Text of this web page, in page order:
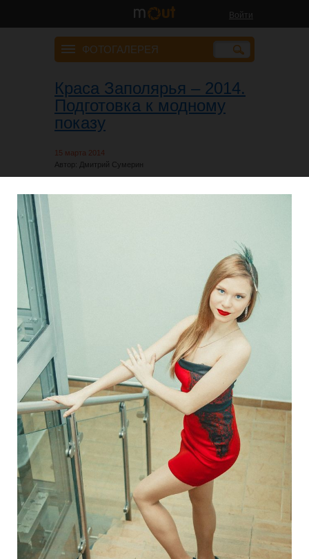
Войти
ФОТОГАЛЕРЕЯ
Краса Заполярья – 2014.
Подготовка к модному
показу
15 марта 2014
Автор: Дмитрий Сумерин